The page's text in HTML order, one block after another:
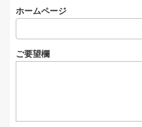
ホームページ
ご要望欄